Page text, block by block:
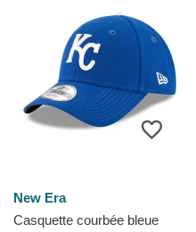
New Era
Casquette courbée bleue